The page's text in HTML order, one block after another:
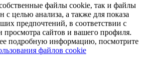
файлы cookie, так и файлы
с целью анализа, а также для показа
предпочтений, в соответствии с
сайтов и вашего профиля.
подробную информацию, посмотрите
файлов cookie